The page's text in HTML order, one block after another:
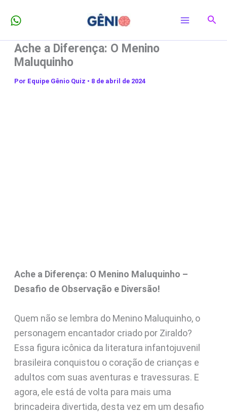
para
conteúdo
Ache a Diferença: O Menino
Maluquinho
Por Equipe Gênio Quiz • 8 de abril de 2024
Ache a Diferença: O Menino Maluquinho –
Desafio de Observação e Diversão!
Quem não se lembra do Menino Maluquinho, o
personagem encantador criado por Ziraldo?
Essa figura icônica da literatura infantojuvenil
brasileira conquistou o coração de crianças e
adultos com suas aventuras e travessuras. E
agora, ele está de volta para mais uma
brincadeira divertida, desta vez em um desafio